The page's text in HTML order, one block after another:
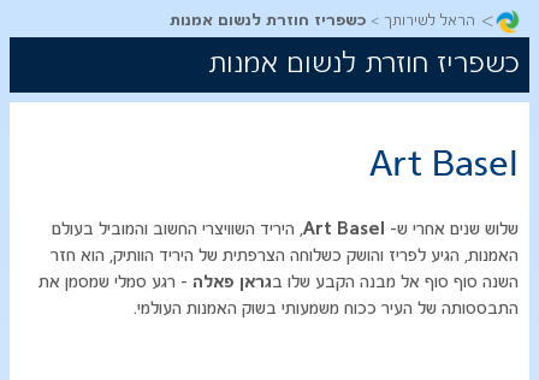
> הראל לשירותך כשפריז חוזרת לנשום אמנות
כשפריז חוזרת לנשום אמנות
Art Basel
​​שלוש שנים אחרי ש- Art Basel, היריד השוויצרי החשוב והמוביל בעולם
האמנות, הגיע לפריז והושק כשלוחה הצרפתית של היריד הוותיק, הוא חזר
השנה סוף סוף אל מבנה הקבע שלו בגראן פאלה - רגע סמלי שמסמן את
התבססותה של העיר ככוח משמעותי בשוק האמנות העולמי.